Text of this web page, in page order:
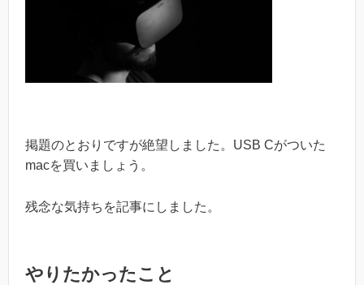
掲題のとおりですが絶望しました。USB Cがついた
macを買いましょう。
残念な気持ちを記事にしました。
やりたかったこと